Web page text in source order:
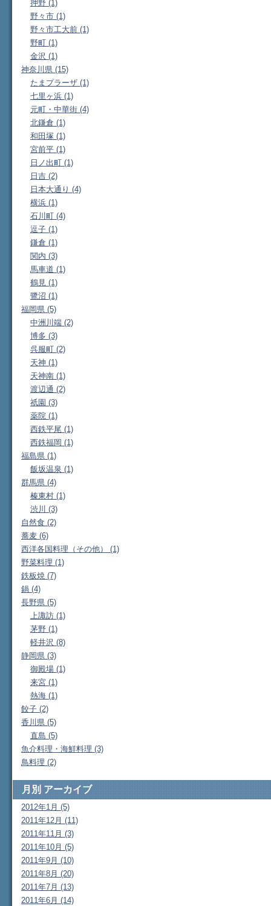
押野 (1)
野々市 (1)
野々市工大前 (1)
野町 (1)
金沢 (1)
神奈川県 (15)
たまプラーザ (1)
七里ヶ浜 (1)
元町・中華街 (4)
北鎌倉 (1)
和田塚 (1)
宮前平 (1)
日ノ出町 (1)
日吉 (2)
日本大通り (4)
横浜 (1)
石川町 (4)
逗子 (1)
鎌倉 (1)
関内 (3)
馬車道 (1)
鶴見 (1)
鷺沼 (1)
福岡県 (5)
中洲川端 (2)
博多 (3)
呉服町 (2)
天神 (1)
天神南 (1)
渡辺通 (2)
祇園 (3)
薬院 (1)
西鉄平尾 (1)
西鉄福岡 (1)
福島県 (1)
飯坂温泉 (1)
群馬県 (4)
榛東村 (1)
渋川 (3)
自然食 (2)
蕎麦 (6)
西洋各国料理（その他） (1)
野菜料理 (1)
鉄板焼 (7)
鍋 (4)
長野県 (5)
上諏訪 (1)
茅野 (1)
軽井沢 (8)
静岡県 (3)
御殿場 (1)
来宮 (1)
熱海 (1)
餃子 (2)
香川県 (5)
直島 (5)
魚介料理・海鮮料理 (3)
鳥料理 (2)
月別アーカイブ
2012年1月 (5)
2011年12月 (11)
2011年11月 (3)
2011年10月 (5)
2011年9月 (10)
2011年8月 (20)
2011年7月 (13)
2011年6月 (14)